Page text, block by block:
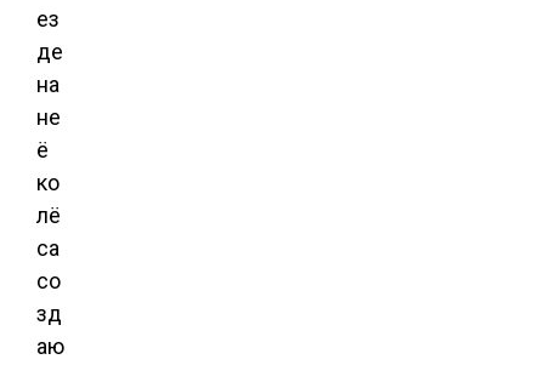
ез
де
на
не
ё
ко
лё
са
со
зд
аю